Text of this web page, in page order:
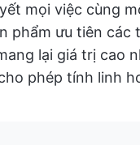
mọi việc cùng
phẩm ưu tiên các
lại giá trị cao
phép tính linh